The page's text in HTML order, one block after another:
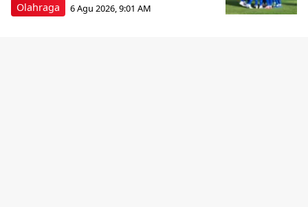
Olahraga 6 Agu 2026, 9:01 AM